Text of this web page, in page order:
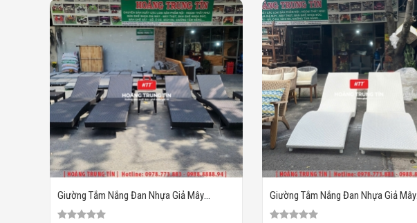
Giường Tắm Nắng Đan Nhựa Giả Mây
HTT028
Giường Tắm Nắng Đan Nhựa Giả Mây
HTT027